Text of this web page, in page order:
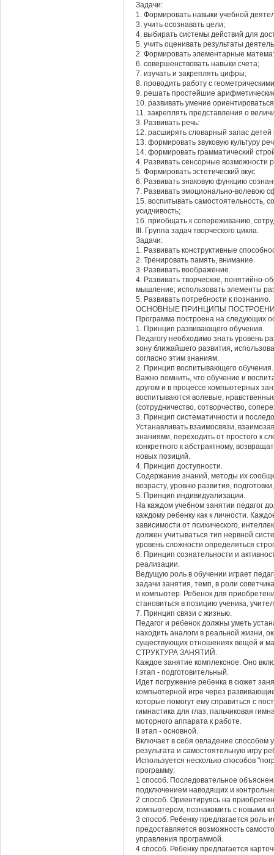
Задачи:
1. Формировать навыки учебной
3. учить осознавать цели;
4. выбирать системы действий для
5. учить оценивать результаты
2. Формировать элементарные
6. совершенствовать навыки счета;
7. изучать и закреплять цифры;
8. проводить работу с
9. решать простейшие
10. развивать умение
11. закреплять представления о
3. Развивать речь:
12. расширять словарный запас
13. формировать звуковую культуру
14. формировать грамматический
4. Развивать сенсорные возможности
5. Формировать эстетический вкус.
6. Развивать знаковую функцию
7. Развивать эмоционально-волевою
15. воспитывать самостоятельность,
усидчивость;
16. приобщать к сопереживанию,
III. Группа задач творческого цикла.
Задачи:
1. Развивать конструктивные
2. Тренировать память, внимание.
3. Развивать воображение.
4. Развивать творческое, понятийно-
мышление; использовать элементы
5. Развивать потребности к познанию.
ОСНОВНЫЕ ПРИНЦИПЫ
Программа построена на следующих
1. Принцип развивающего обучения.
Педагогу необходимо знать уровень
зону ближайшего развития,
согласно этим знаниям.
2. Принцип воспитывающего обучения.
Важно помнить, что обучение и
другом и в процессе компьютерных
воспитываются волевые,
(сотрудничество, сотворчество,
3. Принцип систематичности и
Устанавливать взаимосвязи,
знаниями, переходить от простого к
конкретного к абстрактному,
новых позиций.
4. Принцип доступности.
Содержание знаний, методы их
возрасту, уровню развития,
5. Принцип индивидуализации.
На каждом учебном занятии педагог
каждому ребенку как к личности.
зависимости от психического,
должен учитываться тип нервной
уровень сложности определяться
6. Принцип сознательности и
реализации.
Ведущую роль в обучении играет
задачи занятия, темп, в роли
и компьютер. Ребенок для
становиться в позицию ученика,
7. Принцип связи с жизнью.
Педагог и ребенок должны уметь
находить аналоги в реальной жизни,
существующих отношениях вещей и
СТРУКТУРА ЗАНЯТИЙ.
Каждое занятие комплексное. Оно
I этап - подготовительный.
Идет погружение ребенка в сюжет
компьютерной игре через
которые помогут ему справиться с
гимнастика для глаз, пальчиковая
моторного аппарата к работе.
II этап - основной.
Включает в себя овладение
результата и самостоятельную игру
Используется несколько способов
программу:
1 способ. Последовательное
подключением наводящих и
2 способ. Ориентируясь на
компьютером, познакомить с новыми
3 способ. Ребенку предлагается роль
предоставляется возможность
управления программой.
4 способ. Ребенку предлагается